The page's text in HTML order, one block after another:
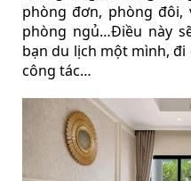
phòng đơn, phòng đôi,
phòng ngủ…Điều này
bạn du lịch một mình,
công tác…